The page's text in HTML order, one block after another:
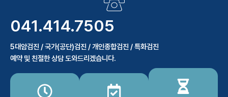
041.414.7505
5대암검진 / 국가(공단)검진 / 개인종합검진 / 특화검진
예약 및 친절한 상담 도와드리겠습니다.